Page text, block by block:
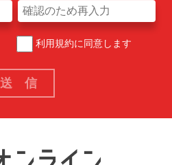
利用規約に同意します